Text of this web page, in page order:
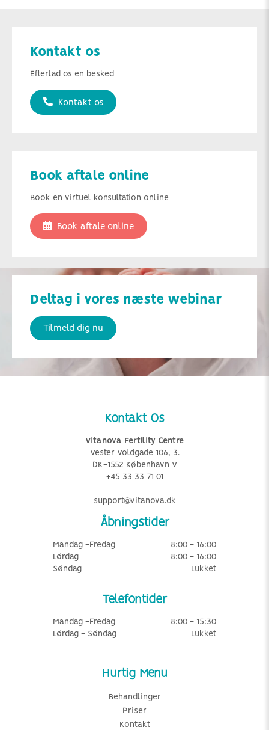
Kontakt os
Efterlad os en besked
Kontakt os
Book aftale online
Book en virtuel konsultation online
Book aftale online
Deltag i vores næste webinar
Tilmeld dig nu
Kontakt Os
Vitanova Fertility Centre
Vester Voldgade 106, 3.
DK-1552 København V
+45 33 33 71 01
support@vitanova.dk
Åbningstider
Mandag -Fredag
8:00 - 16:00
Lørdag
8:00 - 16:00
Søndag
Lukket
Telefontider
Mandag -Fredag
8:00 - 15:30
Lørdag - Søndag
Lukket
Hurtig Menu
Behandlinger
Priser
Kontakt